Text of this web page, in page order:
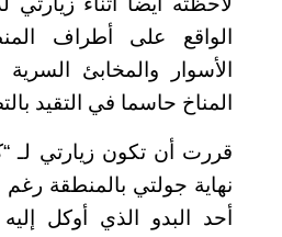
الواقع على أطراف
الأسوار والمخابئ
المناخ حاسما في التقيد
قررت أن تكون زيارتي لـ
نهاية جولتي بالمنطقة
أحد البدو الذي أوكل